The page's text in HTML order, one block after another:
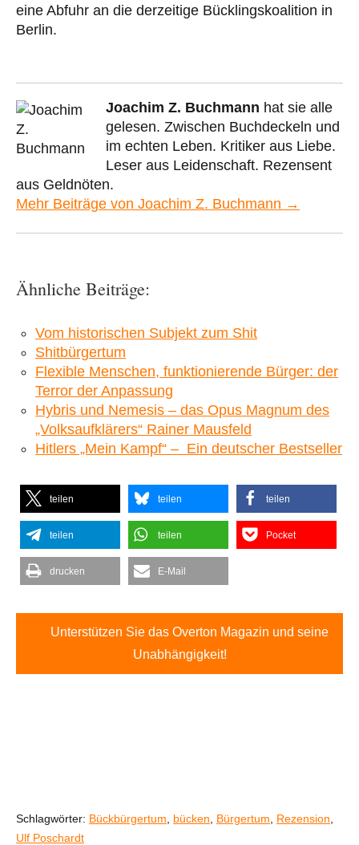
eine Abfuhr an die derzeitige Bücklingskoalition in
Berlin.
Joachim Z. Buchmann hat sie alle
gelesen. Zwischen Buchdeckeln und
im echten Leben. Kritiker aus Liebe.
Leser aus Leidenschaft. Rezensent
aus Geldnöten.
Mehr Beiträge von Joachim Z. Buchmann →
Ähnliche Beiträge:
Vom historischen Subjekt zum Shit
Shitbürgertum
Flexible Menschen, funktionierende Bürger: der
Terror der Anpassung
Hybris und Nemesis – das Opus Magnum des
„Volksaufklärers“ Rainer Mausfeld
Hitlers „Mein Kampf“ – Ein deutscher Bestseller
teilen teilen teilen
teilen teilen Pocket
drucken E-Mail
Unterstützen Sie das Overton Magazin und seine
Unabhängigkeit!
Schlagwörter: Bückbürgertum bücken Bürgertum Rezension
Ulf Poschardt